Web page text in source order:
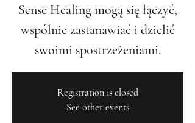
Sense Healing mogą się łączyć,
wspólnie zastanawiać i dzielić
swoimi spostrzeżeniami.
Registration is closed
See other events